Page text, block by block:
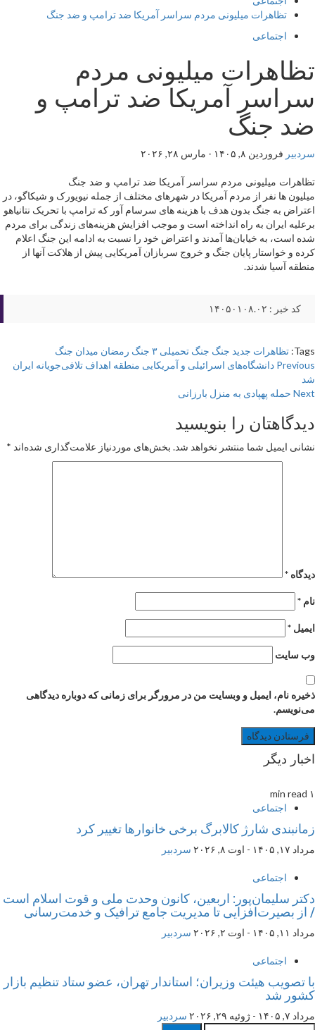
تظاهرات میلیونی مردم سراسر آمریکا ضد ترامپ و ضد جنگ
اجتماعی
تظاهرات میلیونی مردم
سراسر آمریکا ضد ترامپ و
ضد جنگ
سردبیر فروردین ۸, ۱۴۰۵ - مارس ۲۸, ۲۰۲۶
تظاهرات میلیونی مردم سراسر آمریکا ضد ترامپ و ضد جنگ
میلیون ها نفر از مردم آمریکا در شهرهای مختلف از جمله نیویورک و شیکاگو، در
اعتراض به جنگ بدون هدف با هزینه های سرسام آور که ترامپ با تحریک نتانیاهو
برعلیه ایران به راه انداخته است و موجب افزایش هزینه‌های زندگی برای مردم
شده است، به خیابان‌ها آمدند و اعتراض خود را نسبت به ادامه این جنگ اعلام
کرده و خواستار پایان جنگ و خروج سربازان آمریکایی پیش از هلاکت آنها از
منطقه آسیا شدند.
کد خبر : ۱۴۰۵۰۱۰۸.۰۲
Tags: تظاهرات جدید جنگ جنگ تحمیلی ۳ جنگ رمضان میدان جنگ
Post
navigation
Previous دانشگاه‌های اسرائیلی و آمریکایی منطقه اهداف تلافی‌جویانه ایران
شد
Next حمله پهپادی به منزل بارزانی
دیدگاهتان را بنویسید
نشانی ایمیل شما منتشر نخواهد شد. بخش‌های موردنیاز علامت‌گذاری شده‌اند *
دیدگاه *
نام *
ایمیل *
وب‌ سایت
ذخیره نام، ایمیل و وبسایت من در مرورگر برای زمانی که دوباره دیدگاهی
می‌نویسم.
اخبار دیگر
۱ min read
اجتماعی
زمانبندی شارژ کالابرگ برخی خانوارها تغییر کرد
مرداد ۱۷, ۱۴۰۵ - اوت ۸, ۲۰۲۶ سردبیر
اجتماعی
دکتر سلیمان‌پور: اربعین، کانون وحدت ملی و قوت اسلام است
/ از بصیرت‌افزایی تا مدیریت جامع ترافیک و خدمت‌رسانی
مرداد ۱۱, ۱۴۰۵ - اوت ۲, ۲۰۲۶ سردبیر
اجتماعی
با تصویب هیئت وزیران؛ استاندار تهران، عضو ستاد تنظیم بازار
کشور شد
مرداد ۷, ۱۴۰۵ - ژوئیه ۲۹, ۲۰۲۶
سردبیر